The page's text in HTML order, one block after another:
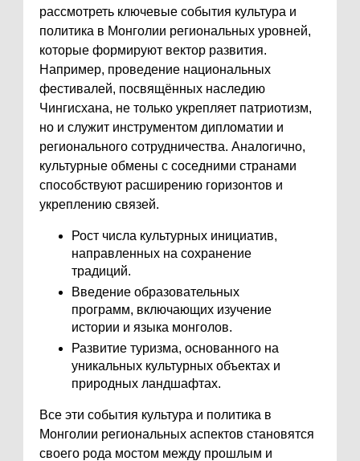
рассмотреть ключевые события культура и
политика в Монголии региональных уровней,
которые формируют вектор развития.
Например, проведение национальных
фестивалей, посвящённых наследию
Чингисхана, не только укрепляет патриотизм,
но и служит инструментом дипломатии и
регионального сотрудничества. Аналогично,
культурные обмены с соседними странами
способствуют расширению горизонтов и
укреплению связей.
Рост числа культурных инициатив,
направленных на сохранение
традиций.
Введение образовательных
программ, включающих изучение
истории и языка монголов.
Развитие туризма, основанного на
уникальных культурных объектах и
природных ландшафтах.
Все эти события культура и политика в
Монголии региональных аспектов становятся
своего рода мостом между прошлым и